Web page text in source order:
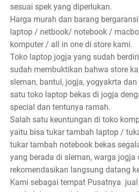
sesuai spek yang diperlukan.
Harga murah dan barang
laptop / netbook/ notebook /
komputer / all in one di store kami.
Toko laptop jogja yang sudah
sudah membuktikan bahwa store
sleman, bantul, jogja, yogyakrta
satu toko laptop bekas di jogja
special dan tentunya ramah.
Salah satu keuntungan di toko
yaitu bisa tukar tambah laptop /
tukar tambah notebook bekas
yang berada di sleman, warga jogja
rekomendasikan langsung datang
Kami sebagai tempat Pusatnya